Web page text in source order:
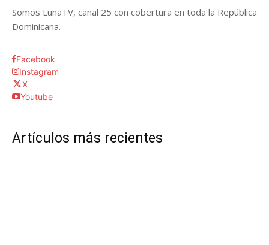
Somos LunaTV, canal 25 con cobertura en toda la República
Dominicana.
Facebook
Instagram
X
Youtube
Artículos más recientes